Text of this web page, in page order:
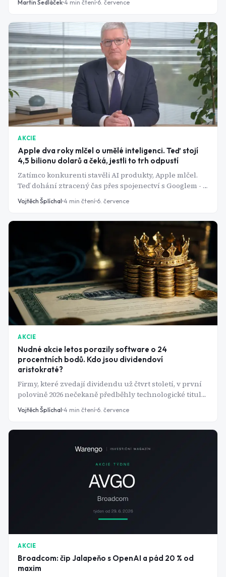
Martin Sedláček 4 min čtení 6. července
AKCIE
Apple dva roky mlčel o umělé inteligenci. Teď stojí
4,5 bilionu dolarů a čeká, jestli to trh odpustí
Zatímco konkurenti stavěli AI produkty, Apple mlčel.
Teď dohání ztracený čas přes spojenectví s Googlem - a
akcie se drží u rekordů. Má to smysl i za současnou
cenu?
Vojtěch Šplíchal 4 min čtení 6. července
AKCIE
Nudné akcie letos porazily software o 24
procentních bodů. Kdo jsou dividendoví
aristokraté?
Firmy, které zvedají dividendu už čtvrt století, v první
polovině 2026 nečekaně předběhly technologické tituly.
Co skrývá exkluzivní klub 69 dividendových
aristokratů?
Vojtěch Šplíchal 4 min čtení 6. července
AKCIE
Broadcom: čip Jalapeňo s OpenAI a pád 20 % od
maxim